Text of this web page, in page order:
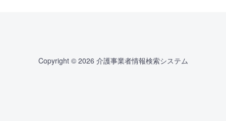
Copyright © 2026 介護事業者情報検索システム